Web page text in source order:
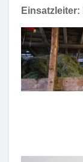
Einsatzleiter: